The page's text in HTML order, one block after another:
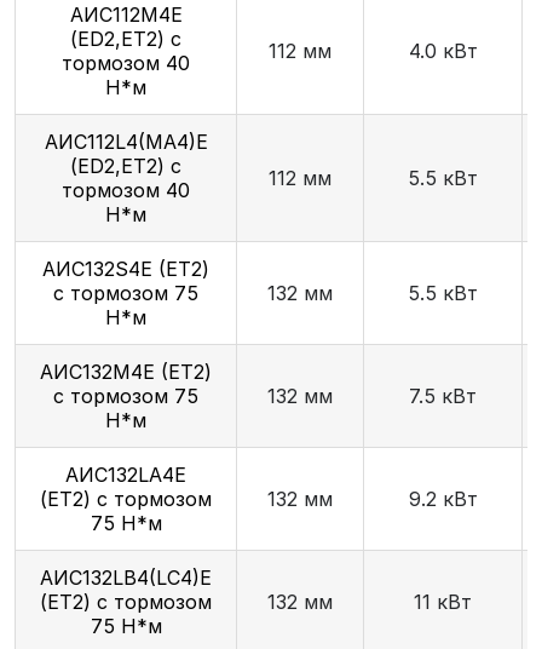
АИС112М4Е
(ED2,ET2) с
тормозом 40
Н*м
112 мм 4.0 кВт
AИC112L4(MA4)Е
(ED2,ET2) с
тормозом 40
Н*м
112 мм 5.5 кВт
АИС132S4Е (ET2)
с тормозом 75
Н*м
132 мм 5.5 кВт
АИС132М4Е (ET2)
с тормозом 75
Н*м
132 мм 7.5 кВт
AИC132LA4Е
(ET2) с тормозом
75 Н*м
132 мм 9.2 кВт
AИC132LB4(LC4)Е
(ET2) с тормозом
75 Н*м
132 мм 11 кВт